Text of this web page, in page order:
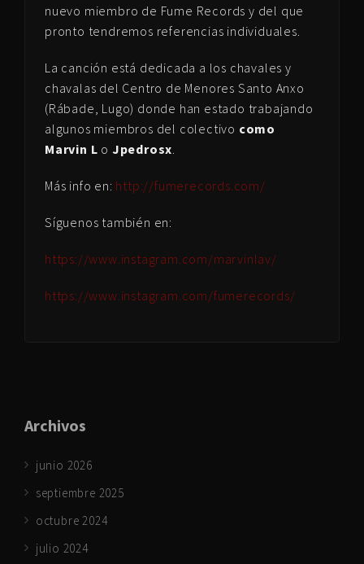
nuevo miembro de Fume Records y del que
pronto tendremos referencias individuales.
La canción está dedicada a los chavales y
chavalas del Centro de Menores Santo Anxo
(Rábade, Lugo) donde han estado trabajando
algunos miembros del colectivo como
Marvin L o Jpedrosx.
Más info en: http://fumerecords.com/
Síguenos también en:
https://www.instagram.com/marvinlav/
https://www.instagram.com/fumerecords/
Archivos
junio 2026
septiembre 2025
octubre 2024
julio 2024